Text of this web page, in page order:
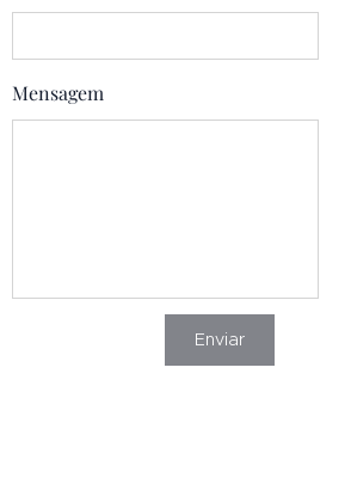
Mensagem
Enviar